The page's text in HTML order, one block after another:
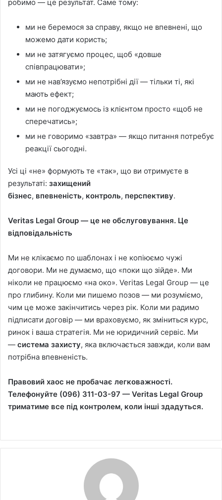
робимо — це результат. Саме тому:
ми не беремося за справу, якщо не впевнені, що
можемо дати користь;
ми не затягуємо процес, щоб «довше
співпрацювати»;
ми не нав’язуємо непотрібні дії — тільки ті, які
мають ефект;
ми не погоджуємось із клієнтом просто «щоб не
сперечатись»;
ми не говоримо «завтра» — якщо питання потребує
реакції сьогодні.
Усі ці «не» формують те «так», що ви отримуєте в
результаті: захищений
бізнес, впевненість, контроль, перспективу.
Veritas Legal Group — це не обслуговування. Це
відповідальність
Ми не клікаємо по шаблонах і не копіюємо чужі
договори. Ми не думаємо, що «поки що зійде». Ми
ніколи не працюємо «на око». Veritas Legal Group — це
про глибину. Коли ми пишемо позов — ми розуміємо,
чим це може закінчитись через рік. Коли ми радимо
підписати договір — ми враховуємо, як зміниться курс,
ринок і ваша стратегія. Ми не юридичний сервіс. Ми
— система захисту, яка включається завжди, коли вам
потрібна впевненість.
Правовий хаос не пробачає легковажності.
Телефонуйте (096) 311-03-97 — Veritas Legal Group
триматиме все під контролем, коли інші здадуться.